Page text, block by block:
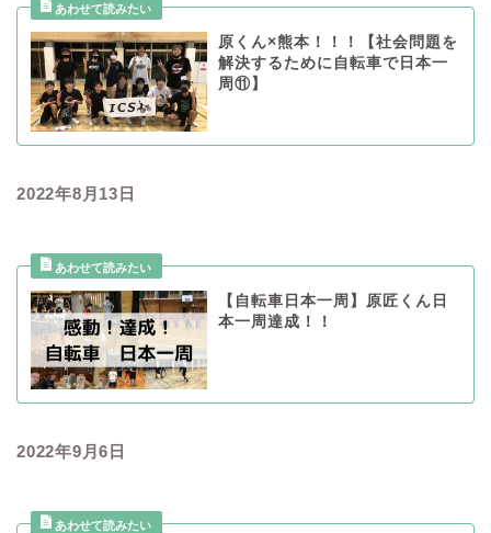
原くん×熊本！！！【社会問題を
解決するために自転車で日本一
周⑪】
2022年8月13日
【自転車日本一周】原匠くん日
本一周達成！！
2022年9月6日